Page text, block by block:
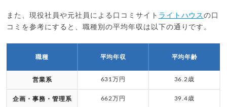
また、現役社員や元社員による口コミサイト ライトハウスの口
コミを参考にすると、職種別の平均年収は以下の通りです。
職種 平均年収 平均年齢
営業系 631万円 36.2歳
企画・事務・管理系 662万円 39.4歳